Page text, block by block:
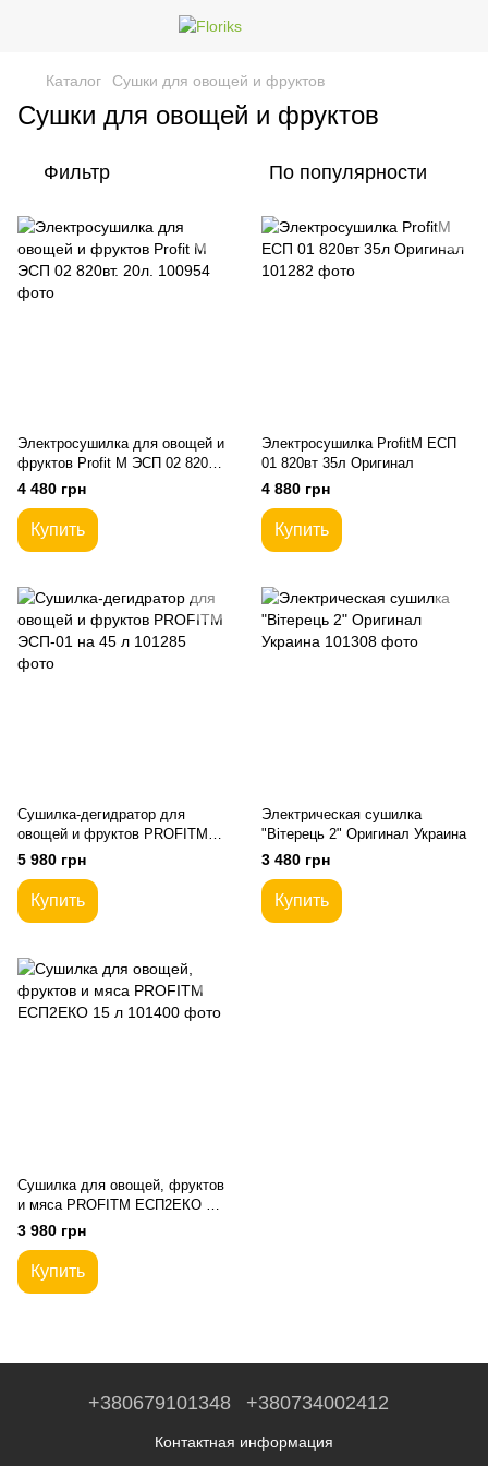
Каталог Сушки для овощей и фруктов
Сушки для овощей и фруктов
Фильтр По популярности
Электросушилка для овощей и
фруктов Profit M ЭСП 02 820вт.
20л.
4 480 грн
Купить
Электросушилка ProfitM ЕСП
01 820вт 35л Оригинал
4 880 грн
Купить
Сушилка-дегидратор для
овощей и фруктов PROFITM
ЭСП-01 на 45 л
5 980 грн
Купить
Электрическая сушилка
"Вітерець 2" Оригинал Украина
3 480 грн
Купить
Сушилка для овощей, фруктов
и мяса PROFITM ЕСП2ЕКО 15
л
3 980 грн
Купить
+380679101348 +380734002412
Контактная информация